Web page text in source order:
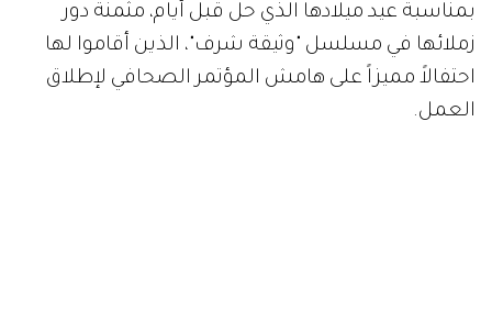
بمناسبة عيد ميلادها الذي حل قبل أيام، مثمنة دور
زملائها في مسلسل "وثيقة شرف"، الذين أقاموا لها
احتفالاً مميزاً على هامش المؤتمر الصحافي لإطلاق
العمل.